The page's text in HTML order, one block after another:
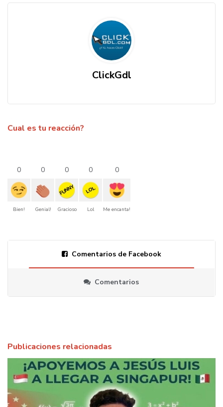
ClickGdl
Cual es tu reacción?
0
Bien!
0
Genial!
0
FUNNY
Gracioso
0
LOL
Lol
0
Me encanta!
Comentarios de Facebook
Comentarios
Publicaciones relacionadas